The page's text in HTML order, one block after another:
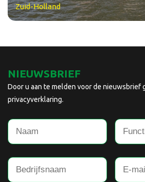
Zuid-Holland
NIEUWSBRIEF
Door u aan te melden voor de nieuwsbrief
privacyverklaring.